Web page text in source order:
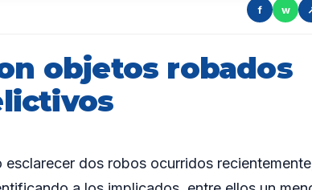
f w
objetos robados
dos robos ocurridos